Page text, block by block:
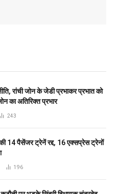
रांची जोन के जेडी प्रभाकर प्रभात को
का अतिरिक्त प्रभार
243
14 पैसेंजर ट्रेनें रद्द, 16 एक्सप्रेस ट्रेनों
196